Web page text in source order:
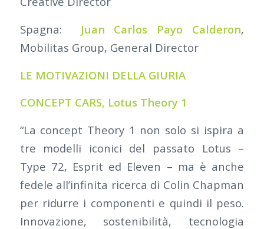
Spagna: Juan Carlos Payo Calderon,
Mobilitas Group, General Director
LE MOTIVAZIONI DELLA GIURIA
CONCEPT CARS, Lotus Theory 1
“La concept Theory 1 non solo si ispira a
tre modelli iconici del passato Lotus –
Type 72, Esprit ed Eleven – ma è anche
fedele all’infinita ricerca di Colin Chapman
per ridurre i componenti e quindi il peso.
Innovazione, sostenibilità, tecnologia